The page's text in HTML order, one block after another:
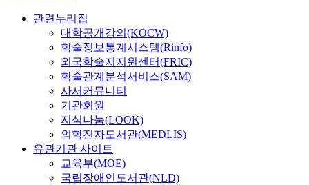
관련누리집
대학공개강의(KOCW)
학술정보통계시스템(Rinfo)
외국학술지지원센터(FRIC)
학술관계분석서비스(SAM)
사서커뮤니티
기관회원
지식나눔(LOOK)
의학전자도서관(MEDLIS)
유관기관 사이트
교육부(MOE)
국립장애인도서관(NLD)